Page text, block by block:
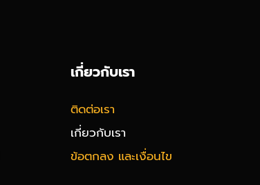
เกี่ยวกับเรา
ติดต่อเรา
เกี่ยวกับเรา
ข้อตกลง และเงื่อนไข